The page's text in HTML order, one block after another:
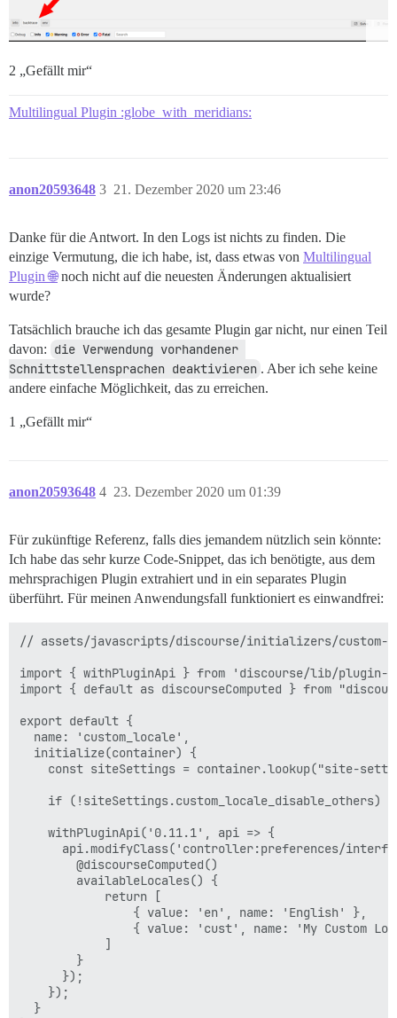
2 „Gefällt mir“
Multilingual Plugin :globe_with_meridians:
anon20593648 21. Dezember 2020 um 23:46
3
Danke für die Antwort. In den Logs ist nichts zu finden. Die
einzige Vermutung, die ich habe, ist, dass etwas von Multilingual
Plugin 🌐noch nicht auf die neuesten Änderungen aktualisiert
wurde?
Tatsächlich brauche ich das gesamte Plugin gar nicht, nur einen Teil
davon: die Verwendung vorhandener
Schnittstellensprachen deaktivieren . Aber ich sehe keine
andere einfache Möglichkeit, das zu erreichen.
1 „Gefällt mir“
anon20593648 23. Dezember 2020 um 01:39
4
Für zukünftige Referenz, falls dies jemandem nützlich sein könnte:
Ich habe das sehr kurze Code-Snippet, das ich benötigte, aus dem
mehrsprachigen Plugin extrahiert und in ein separates Plugin
überführt. Für meinen Anwendungsfall funktioniert es einwandfrei:
// assets/javascripts/discourse/initializers/
import { withPluginApi } from 'discourse/lib/plugin-
import { default as discourseComputed } from
export default {
  name: 'custom_locale',
  initialize(container) {
const siteSettings = container.lookup("site-
if (!siteSettings.custom_locale_disable_others)
    withPluginApi('0.11.1', api => {
api.modifyClass('controller:preferences/
        @discourseComputed()
        availableLocales() {
            return [
                { value: 'en', name: 'English' },
{ value: 'cust', name: 'My Custom
            ]
        }
      });
    });
  }